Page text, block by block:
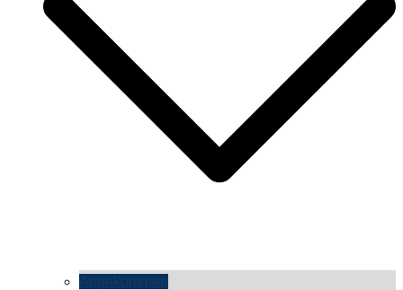
Angekommen